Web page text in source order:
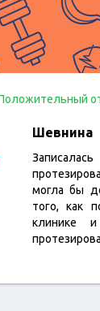
Шевнина
могла бы
того, как
клинике